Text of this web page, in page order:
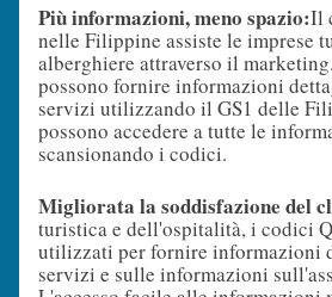
Più informazioni, meno spazio:Il
nelle Filippine assiste le imprese
alberghiere attraverso il
possono fornire informazioni
servizi utilizzando il GS1 delle
possono accedere a tutte le
scansionando i codici.
Migliorata la soddisfazione del
turistica e dell'ospitalità, i codici
utilizzati per fornire informazioni
servizi e sulle informazioni